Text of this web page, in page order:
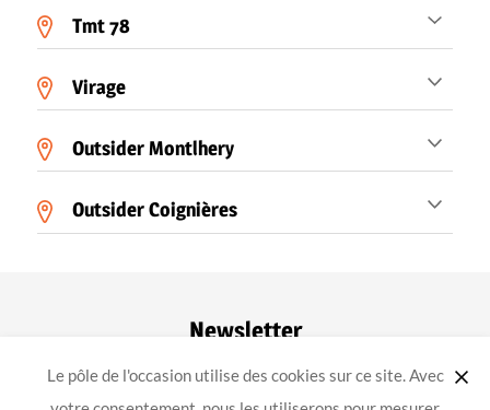
Tmt 78
Virage
Outsider Montlhery
Outsider Coignières
Newsletter
Le pôle de l'occasion utilise des cookies sur ce site. Avec